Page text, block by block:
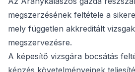
megszerzésének feltétele a
mely független akkreditált
megszervezésre.
A képesítő vizsgára bocsátás
képzés követelményeinek